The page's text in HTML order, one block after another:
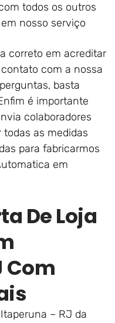
todos os outros
nosso serviço
correto em acreditar
com a nossa
basta
é importante
colaboradores
as medidas
para fabricarmos
em
De Loja
Com
– RJ da